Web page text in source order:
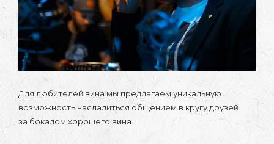
Для любителей вина мы предлагаем уникальную
возможность насладиться общением в кругу друзей
за бокалом хорошего вина. ⠀